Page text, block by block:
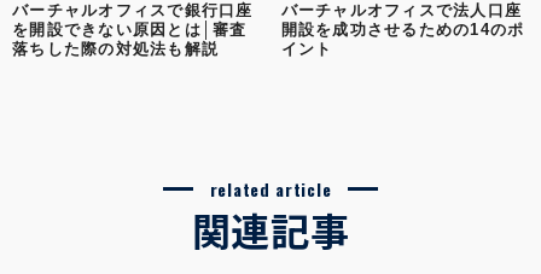
バーチャルオフィスで銀行口座
を開設できない原因とは│審査
落ちした際の対処法も解説
バーチャルオフィスで法人口座
開設を成功させるための14のポ
イント
related article
関連記事